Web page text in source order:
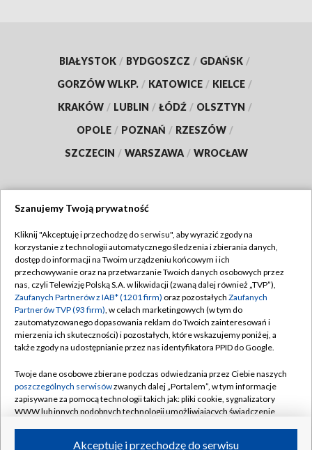
BIAŁYSTOK / BYDGOSZCZ / GDAŃSK /
GORZÓW WLKP. / KATOWICE / KIELCE /
KRAKÓW / LUBLIN / ŁÓDŹ / OLSZTYN /
OPOLE / POZNAŃ / RZESZÓW /
SZCZECIN / WARSZAWA / WROCŁAW
TVP
Abonament TVP
Emisja w TVP
Centrum informacji TVP
Naziemna Telewizja Cyfrowa
Rada Programowa
System NOS
Informacje o nadawcy
Regulamin TVP
Polityka prywatności
Moje zgody
Pomoc
Kontakt
Kanały
Szanujemy Twoją prywatność
Kliknij "Akceptuję i przechodzę do serwisu", aby wyrazić zgody na
korzystanie z technologii automatycznego śledzenia i zbierania danych,
dostęp do informacji na Twoim urządzeniu końcowym i ich
przechowywanie oraz na przetwarzanie Twoich danych osobowych przez
nas, czyli Telewizję Polską S.A. w likwidacji (zwaną dalej również „TVP”),
Zaufanych Partnerów z IAB* (1201 firm) oraz pozostałych Zaufanych
Partnerów TVP (93 firm), w celach marketingowych (w tym do
zautomatyzowanego dopasowania reklam do Twoich zainteresowań i
mierzenia ich skuteczności) i pozostałych, które wskazujemy poniżej, a
także zgody na udostępnianie przez nas identyfikatora PPID do Google.
Twoje dane osobowe zbierane podczas odwiedzania przez Ciebie naszych
poszczególnych serwisówzwanych dalej „Portalem”, w tym informacje
zapisywane za pomocą technologii takich jak: pliki cookie, sygnalizatory
WWW lub innych podobnych technologii umożliwiających świadczenie
Akceptuję i przechodzę do serwisu